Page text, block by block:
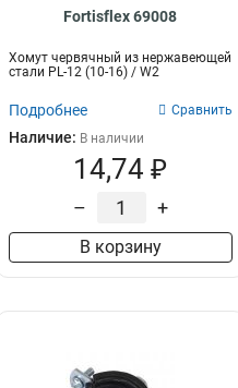
Fortisflex 69008
Хомут червячный из нержавеющей
стали PL-12 (10-16) / W2
Подробнее Сравнить
Наличие: В наличии
14,74 ₽
– +
В корзину